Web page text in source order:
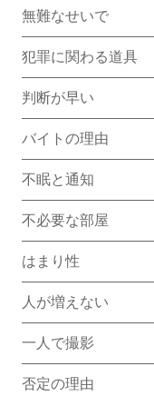
無難なせいで
犯罪に関わる道具
判断が早い
バイトの理由
不眠と通知
不必要な部屋
はまり性
人が増えない
一人で撮影
否定の理由